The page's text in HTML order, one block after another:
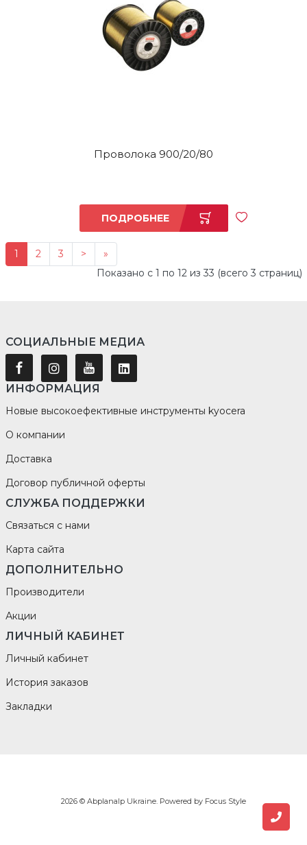
Проволока 900/20/80
ПОДРОБНЕЕ
1 2 3 >
»
Показано с 1 по 12 из 33 (всего 3 страниц)
СОЦИАЛЬНЫЕ МЕДИА
ИНФОРМАЦИЯ
Новые высокоефективные инструменты kyocera
О компании
Доставка
Договор публичной оферты
СЛУЖБА ПОДДЕРЖКИ
Связаться с нами
Карта сайта
ДОПОЛНИТЕЛЬНО
Производители
Акции
ЛИЧНЫЙ КАБИНЕТ
Личный кабинет
История заказов
Закладки
2026 © Abplanalp Ukraine. Powered by Focus Style